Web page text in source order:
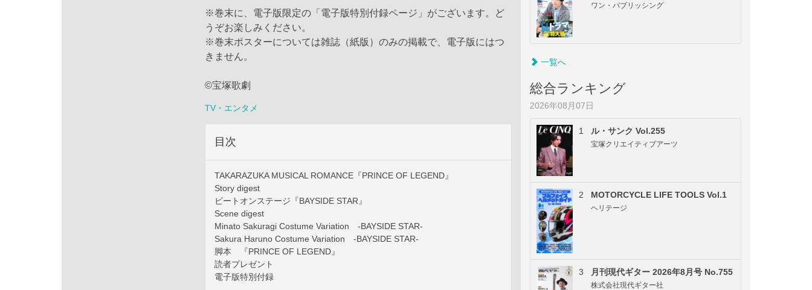
※巻末に、電子版限定の「電子版特別付録ページ」がございます。ど
うぞお楽しみください。
※巻末ポスターについては雑誌（紙版）のみの掲載で、電子版にはつ
きません。
©宝塚歌劇
TV・エンタメ
目次
TAKARAZUKA MUSICAL ROMANCE『PRINCE OF LEGEND』
Story digest
ビートオンステージ『BAYSIDE STAR』
Scene digest
Minato Sakuragi Costume Variation -BAYSIDE STAR-
Sakura Haruno Costume Variation -BAYSIDE STAR-
脚本 『PRINCE OF LEGEND』
読者プレゼント
電子版特別付録
ワン・パブリッシング
一覧へ
総合ランキング
2026年08月07日
1 ル・サンク Vol.255
宝塚クリエイティブアーツ
2 MOTORCYCLE LIFE TOOLS Vol.1
ヘリテージ
3 月刊現代ギター 2026年8月号 No.755
株式会社現代ギター社